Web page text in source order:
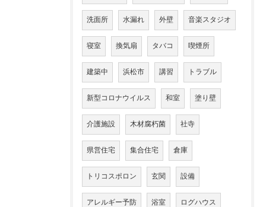
洗面所 水漏れ 外壁 音楽スタジオ
寝室 換気扇 タバコ 喫煙所
建築中 浜松市 講習 トラブル
新型コロナウイルス 和室 塗り壁
介護施設 木材腐朽菌 社寺
県営住宅 集合住宅 倉庫
トリコスポロン 玄関 設備
アレルギー予防 浴室 ログハウス